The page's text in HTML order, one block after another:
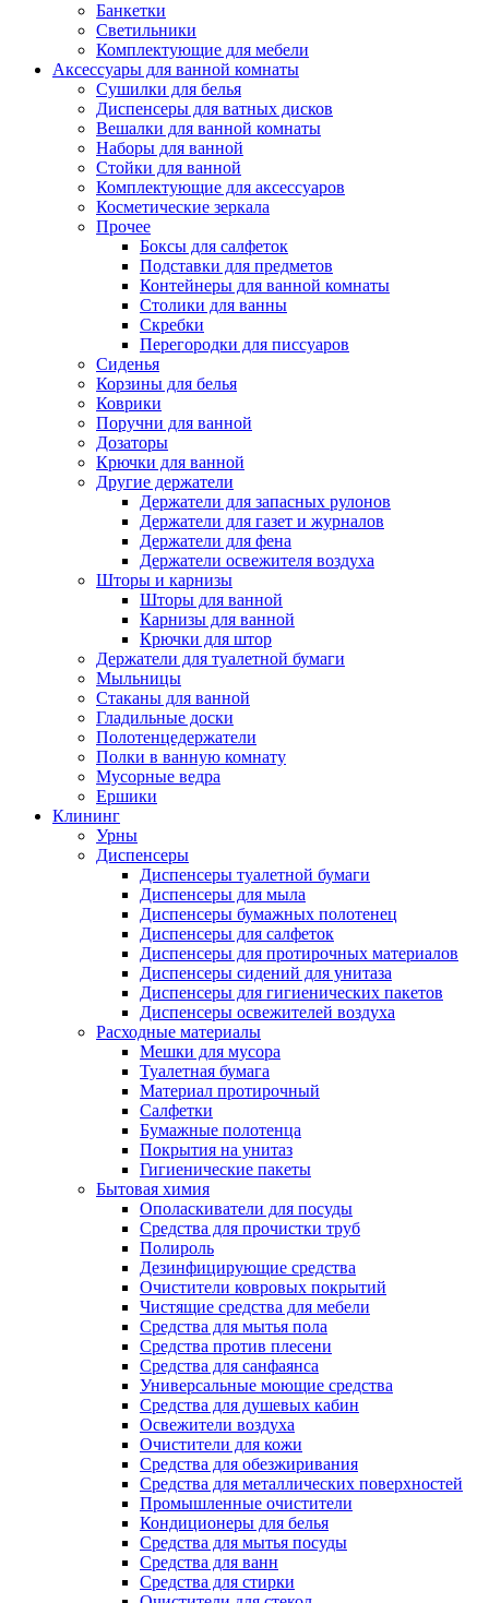
Банкетки
Светильники
Комплектующие для мебели
Аксессуары для ванной комнаты
Сушилки для белья
Диспенсеры для ватных дисков
Вешалки для ванной комнаты
Наборы для ванной
Стойки для ванной
Комплектующие для аксессуаров
Косметические зеркала
Прочее
Боксы для салфеток
Подставки для предметов
Контейнеры для ванной комнаты
Столики для ванны
Скребки
Перегородки для писсуаров
Сиденья
Корзины для белья
Коврики
Поручни для ванной
Дозаторы
Крючки для ванной
Другие держатели
Держатели для запасных рулонов
Держатели для газет и журналов
Держатели для фена
Держатели освежителя воздуха
Шторы и карнизы
Шторы для ванной
Карнизы для ванной
Крючки для штор
Держатели для туалетной бумаги
Мыльницы
Стаканы для ванной
Гладильные доски
Полотенцедержатели
Полки в ванную комнату
Мусорные ведра
Ершики
Клининг
Урны
Диспенсеры
Диспенсеры туалетной бумаги
Диспенсеры для мыла
Диспенсеры бумажных полотенец
Диспенсеры для салфеток
Диспенсеры для протирочных материалов
Диспенсеры сидений для унитаза
Диспенсеры для гигиенических пакетов
Диспенсеры освежителей воздуха
Расходные материалы
Мешки для мусора
Туалетная бумага
Материал протирочный
Салфетки
Бумажные полотенца
Покрытия на унитаз
Гигиенические пакеты
Бытовая химия
Ополаскиватели для посуды
Средства для прочистки труб
Полироль
Дезинфицирующие средства
Очистители ковровых покрытий
Чистящие средства для мебели
Средства для мытья пола
Средства против плесени
Средства для санфаянса
Универсальные моющие средства
Средства для душевых кабин
Освежители воздуха
Очистители для кожи
Средства для обезжиривания
Средства для металлических поверхностей
Промышленные очистители
Кондиционеры для белья
Средства для мытья посуды
Средства для ванн
Средства для стирки